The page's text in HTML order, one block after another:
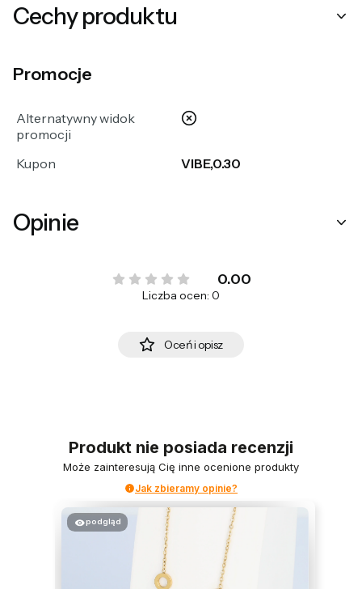
Cechy produktu
Promocje
Alternatywny widok
promocji
nie
Kupon VIBE,0.30
Opinie
0.00
Liczba ocen: 0
Oceń i opisz
Produkt nie posiada recenzji
Może zainteresują Cię inne ocenione produkty
Jak zbieramy opinie?
podgląd